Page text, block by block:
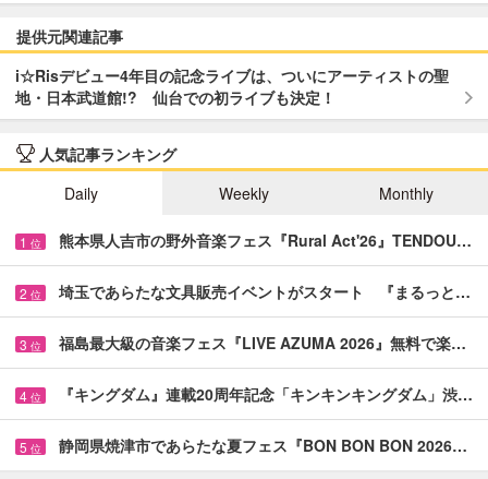
提供元関連記事
i☆Risデビュー4年目の記念ライブは、ついにアーティストの聖
地・日本武道館!? 仙台での初ライブも決定！
人気記事ランキング
Daily
Weekly Monthly
1 位 熊本県人吉市の野外音楽フェス『Rural Act'26』TENDOU…
2 位 埼玉であらたな文具販売イベントがスタート 『まるっと…
3 位 福島最大級の音楽フェス『LIVE AZUMA 2026』無料で楽…
4 位 『キングダム』連載20周年記念「キンキンキングダム」渋…
5 位 静岡県焼津市であらたな夏フェス『BON BON BON 2026…